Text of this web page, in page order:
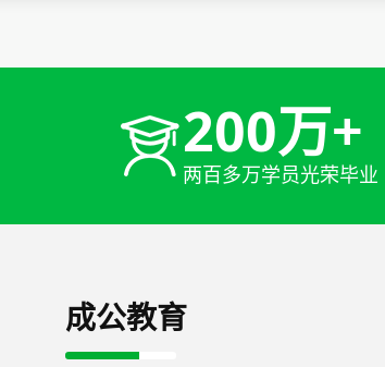
200万+
两百多万学员光荣毕业
成公教育